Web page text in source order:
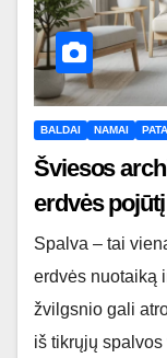
BALDAI NAMAI
Šviesos
erdvės pojūtį
Spalva – tai
erdvės nuotaiką
žvilgsnio gali
iš tikrųjų